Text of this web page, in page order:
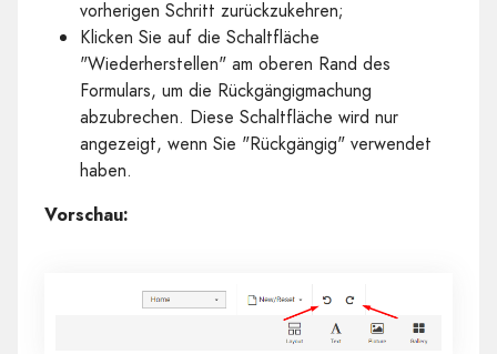
vorherigen Schritt zurückzukehren;
Klicken Sie auf die Schaltfläche
"Wiederherstellen" am oberen Rand des
Formulars, um die Rückgängigmachung
abzubrechen. Diese Schaltfläche wird nur
angezeigt, wenn Sie "Rückgängig" verwendet
haben.
Vorschau: